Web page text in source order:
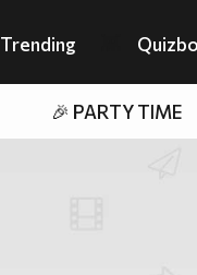
Trending
🎉 PARTY TIME